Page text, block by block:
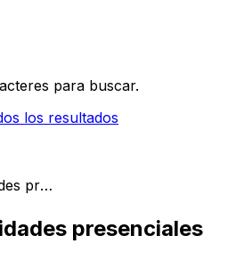
para buscar.
los resultados
Próximas actividades presenciales gratuitas
presenciales